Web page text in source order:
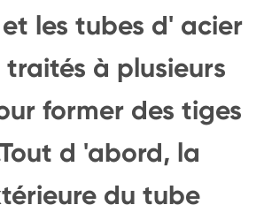
les tubes d' acier
à plusieurs
former des tiges
d 'abord, la
du tube